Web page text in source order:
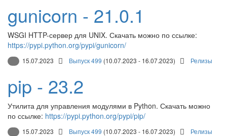
gunicorn - 21.0.1
WSGI HTTP-сервер для UNIX. Скачать можно по ссылке:
https://pypi.python.org/pypi/gunicorn/
15.07.2023 Выпуск 499 (10.07.2023 - 16.07.2023) Релизы
pip - 23.2
Утилита для управления модулями в Python. Скачать можно
по ссылке: https://pypi.python.org/pypi/pip/
15.07.2023 Выпуск 499 (10.07.2023 - 16.07.2023) Релизы